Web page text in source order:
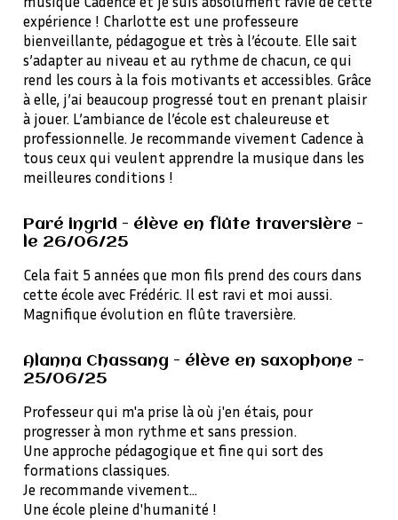
expérience ! Charlotte est une professeure
bienveillante, pédagogue et très à l’écoute. Elle sait
s’adapter au niveau et au rythme de chacun, ce qui
rend les cours à la fois motivants et accessibles. Grâce
à elle, j’ai beaucoup progressé tout en prenant plaisir
à jouer. L’ambiance de l’école est chaleureuse et
professionnelle. Je recommande vivement Cadence à
tous ceux qui veulent apprendre la musique dans les
meilleures conditions !
Paré ingrid - élève en flûte traversière -
le 26/06/25
Cela fait 5 années que mon fils prend des cours dans
cette école avec Frédéric. Il est ravi et moi aussi.
Magnifique évolution en flûte traversière.
Alanna Chassang - élève en saxophone -
25/06/25
Professeur qui m'a prise là où j'en étais, pour
progresser à mon rythme et sans pression.
Une approche pédagogique et fine qui sort des
formations classiques.
Je recommande vivement...
Une école pleine d'humanité !